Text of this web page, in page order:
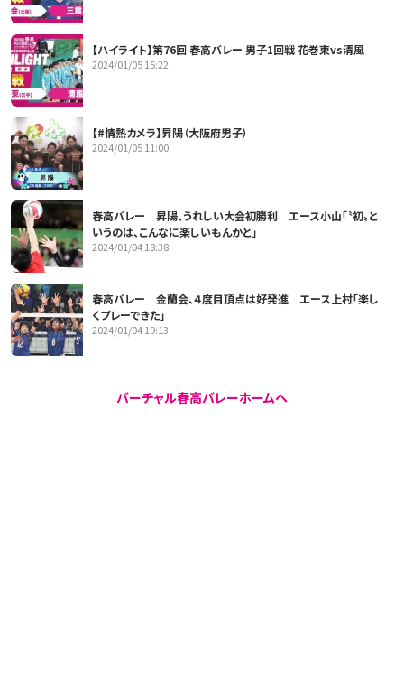
【ハイライト】第76回 春高バレー 男子1回戦 花巻東vs清風
2024/01/05 15:22
【#情熱カメラ】昇陽（大阪府男子）
2024/01/05 11:00
春高バレー 昇陽、うれしい大会初勝利 エース小山「〝初〟と
いうのは、こんなに楽しいもんかと」
2024/01/04 18:38
春高バレー 金蘭会、４度目頂点は好発進 エース上村「楽し
くプレーできた」
2024/01/04 19:13
バーチャル春高バレーホームへ